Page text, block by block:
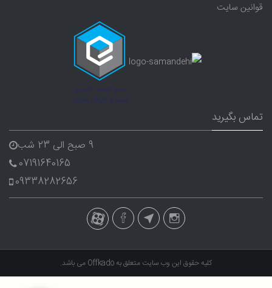
قوانین سایت
تماس بگیرید
9 صبح الی 23 شب
07191640165
09338282656
کلیه حقوق این وب سایت متعلق بهOffkado می باشد.